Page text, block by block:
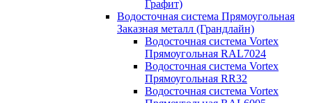
Графит)
Водосточная система Прямоугольная
Заказная металл (Грандлайн)
Водосточная система Vortex
Прямоугольная RAL7024
Водосточная система Vortex
Прямоугольная RR32
Водосточная система Vortex